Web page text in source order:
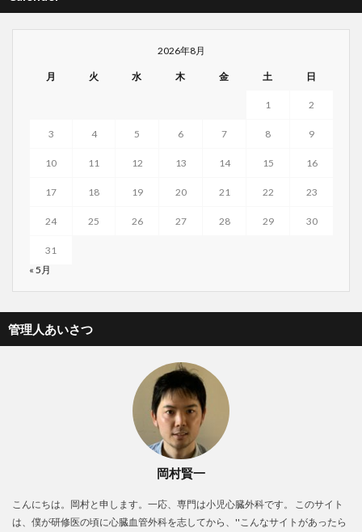
2026年8月
月 火 水 木 金 土 日
1 2
3 4 5 6 7 8 9
10 11 12 13 14 15 16
17 18 19 20 21 22 23
24 25 26 27 28 29 30
31
« 5月
管理人あいさつ
岡村賢一
こんにちは。岡村と申します。一応、専門は小児心臓外科です。 このサイト
は、僕が研修医の頃に心臓血管外科を志してから、''こんなサイトがあったら